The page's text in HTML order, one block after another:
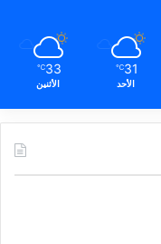
31
℃
الأحد
33
℃
الأثنين